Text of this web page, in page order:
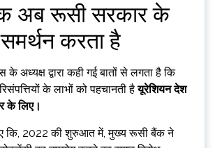
अब रूसी सरकार के
करता है
द्वारा कही गई बातों से लगता है कि
के लाभों को पहचानती हैयूरेशियन देश
के लिए।
कि, 2022 की शुरुआत में, मुख्य रूसी बैंक ने